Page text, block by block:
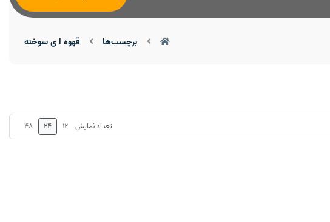
برچسب‌ها قهوه ا ی سوخته
تعداد نمایش 12
24
48